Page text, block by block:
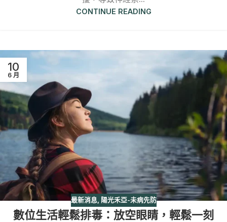
CONTINUE READING
10
6 月
最新消息 陽光禾亞-未病先防
數位生活輕鬆排毒：放空眼睛，輕鬆一刻